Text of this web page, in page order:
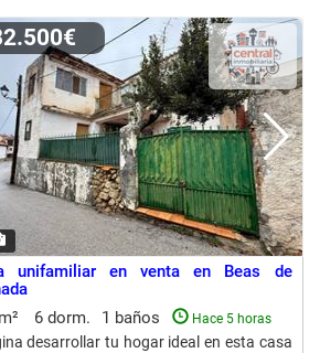
82.500€
unifamiliar en venta en Beas de
6 dorm. 1 baños Hace 5 horas
desarrollar tu hogar ideal en esta casa